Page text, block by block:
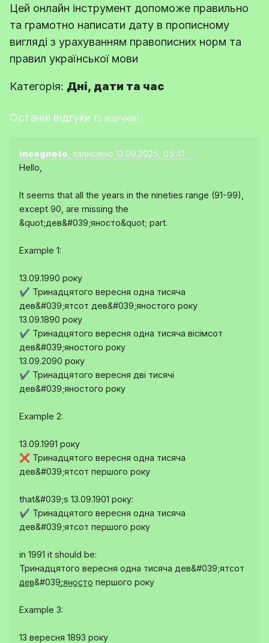
Цей онлайн інструмент допоможе правильно
та грамотно написати дату в прописному
вигляді з урахуванням правописних норм та
правил української мови
Категорія: Дні, дати та час
Останні відгуки (5 відгуків):
incognoto , залишено 13.09.2025, 05:41
Hello,
It seems that all the years in the nineties range (91-99),
except 90, are missing the
&quot;дев&#039;яносто&quot; part.
Example 1:
13.09.1990 року
✔️ Тринадцятого вересня одна тисяча
дев&#039;ятсот дев&#039;яностого року
13.09.1890 року
✔️ Тринадцятого вересня одна тисяча вісімсот
дев&#039;яностого року
13.09.2090 року
✔️ Тринадцятого вересня дві тисячі
дев&#039;яностого року
Example 2:
13.09.1991 року
❌ Тринадцятого вересня одна тисяча
дев&#039;ятсот першого року
that&#039;s 13.09.1901 року:
✔️ Тринадцятого вересня одна тисяча
дев&#039;ятсот першого року
in 1991 it should be:
Тринадцятого вересня одна тисяча дев&#039;ятсот
д̲е̲в̲&#039;̲я̲н̲о̲с̲т̲о̲ першого року
Example 3:
13 вересня 1893 року